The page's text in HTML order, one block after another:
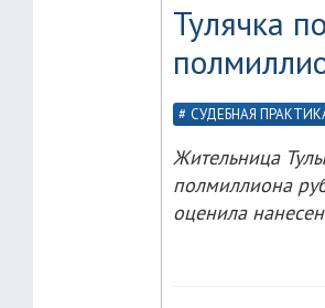
Тулячка
СУДЕБНАЯ
Жительница
полмиллиона
оценила